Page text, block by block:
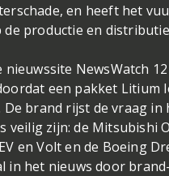
en heeft het
de productie en
nieuwssite NewsWatch
een pakket Litium
De brand rijst de vraag in
veilig zijn: de Mitsubishi
en Volt en de Boeing
in het nieuws door brand-